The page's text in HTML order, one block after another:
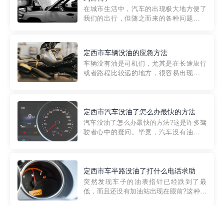
在城市生活中，汽车的出现极大地方便了
我们的出行，但随之而来的各种问题也让
紧急情况下，我们需要一种高效可靠的救
援方式。而这时，地库救援专...
定西市车辆没油的应急方法
车辆没有油是司机们，尤其是在长途旅行
或者路程比较远的地方，很容易出现这种
的送油师傅，解决没油的紧急情况。 首
先，让我们来了解一下穿...
定西市汽车没油了怎么办最快的方法
汽车没油了怎么办最快的方法?这是许多驾
驶者心中的疑问。毕竟，汽车没有油就无
越者小程序是一款专门解决汽车没油问题
的在线服务平台。通过...
定西市车半路没油了打什么电话求助
突然发现车子的油表指针已经跌到了最
低，而且还没有加油站出现在眼前?这种情